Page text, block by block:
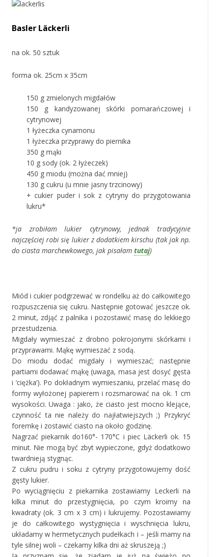
Basler Läckerli
na ok. 50 sztuk
forma ok. 25cm x 35cm
150 g zmielonych migdałów
150 g kandyzowanej skórki pomarańczowej i
cytrynowej
1 łyżeczka cynamonu
1 łyżeczka przyprawy do piernika
350 g mąki
10 g sody (ok. 2 łyżeczek)
450 g miodu (można dać mniej)
130 g cukru (u mnie jasny trzcinowy)
+ cukier puder i sok z cytryny do przygotowania
lukru*
*ja zrobiłam lukier cytrynowy, jednak tradycyjnie
najczęściej robi się lukier z dodatkiem kirschu (tak jak np.
do ciasta marchewkowego, jak pisałam tutaj)
Miód i cukier podgrzewać w rondelku aż do całkowitego
rozpuszczenia się cukru. Następnie gotować jeszcze ok.
2 minut, zdjąć z palnika i pozostawić masę do lekkiego
przestudzenia.
Migdały wymieszać z drobno pokrojonymi skórkami i
przyprawami. Mąkę wymieszać z sodą.
Do miodu dodać migdały i wymieszać; następnie
partiami dodawać mąkę (uwaga, masa jest dosyć gęsta
i ‘ciężka’). Po dokładnym wymieszaniu, przelać masę do
formy wyłożonej papierem i rozsmarować na ok. 1 cm
wysokości. Uwaga : jako, że ciasto jest mocno klejące,
czynność ta nie należy do najłatwiejszych ;) Przykryć
foremkę i zostawić ciasto na około godzinę.
Nagrzać piekarnik do160°- 170°C i piec Läckerli ok. 15
minut. Nie mogą być zbyt wypieczone, gdyż dodatkowo
twardnieją stygnąc.
Z cukru pudru i soku z cytryny przygotowujemy dość
gęsty lukier.
Po wyciągnięciu z piekarnika zostawiamy Leckerli na
kilka minut do przestygnięcia, po czym kroimy na
kwadraty (ok. 3 cm x 3 cm) i lukrujemy. Pozostawiamy
je do całkowitego wystygnięcia i wyschnięcia lukru,
układamy w hermetycznych pudełkach i – jeśli mamy na
tyle silnej woli – czekamy kilka dni aż skruszeją ;)